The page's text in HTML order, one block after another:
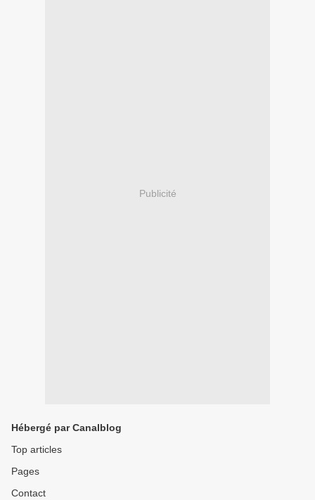
Publicité
Hébergé par Canalblog
Top articles
Pages
Contact